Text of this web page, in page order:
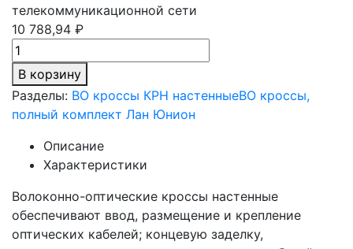
телекоммуникационной сети
10 788,94 ₽
В корзину
Разделы: ВО кроссы КРН настенныеВО кроссы,
полный комплект Лан Юнион
Описание
Характеристики
Волоконно-оптические кроссы настенные
обеспечивают ввод, размещение и крепление
оптических кабелей; концевую заделку,